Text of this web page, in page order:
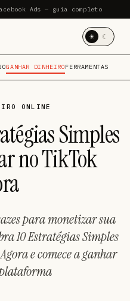
Ads — guia completo
☀ ☾
GANHAR DINHEIROFERRAMENTAS
ONLINE
Simples
no TikTok
para monetizar sua
10 Estratégias Simples
e comece a ganhar